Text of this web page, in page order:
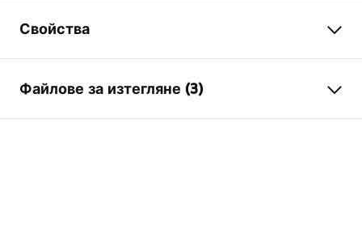
Свойства
Ширина
800
Дълбочина
30mm
Файлове за изтегляне (3)